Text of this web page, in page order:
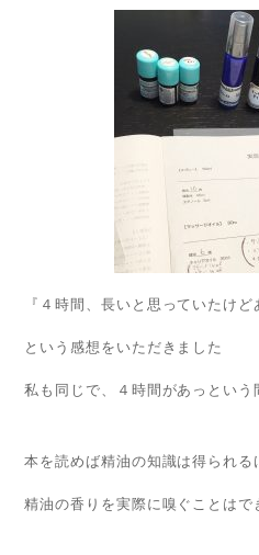
『４時間、長いと思っていたけど
という感想をいただきました
私も同じで、４時間があっという
本を読めば精油の知識は得られる
精油の香りを実際に嗅ぐことはで